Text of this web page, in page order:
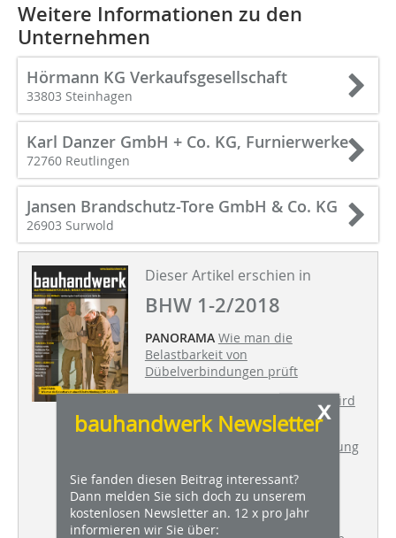
Weitere Informationen zu den
Unternehmen
Hörmann KG Verkaufsgesellschaft
33803 Steinhagen
Karl Danzer GmbH + Co. KG, Furnierwerke
72760 Reutlingen
Jansen Brandschutz-Tore GmbH & Co. KG
26903 Surwold
Dieser Artikel erschien in
BHW 1-2/2018
PANORAMA Wie man die
Belastbarkeit von
Dübelverbindungen prüft
Berliner Stadtbad wird
zum Hotel
Sanierung
TROCKENBAU Tonnengewölbe in
ehemaliger Turnhalle
x
bauhandwerk Newsletter
Sie fanden diesen Beitrag interessant?
Dann melden Sie sich doch zu unserem
kostenlosen Newsletter an. 12 x pro Jahr
informieren wir Sie über: